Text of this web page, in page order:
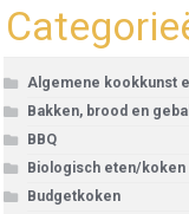
Algemene kookkunst
Bakken, brood en
BBQ
Biologisch eten/koken
Budgetkoken